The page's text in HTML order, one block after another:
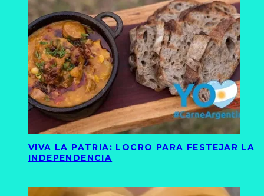
VIVA LA PATRIA: LOCRO PARA FESTEJAR LA
INDEPENDENCIA